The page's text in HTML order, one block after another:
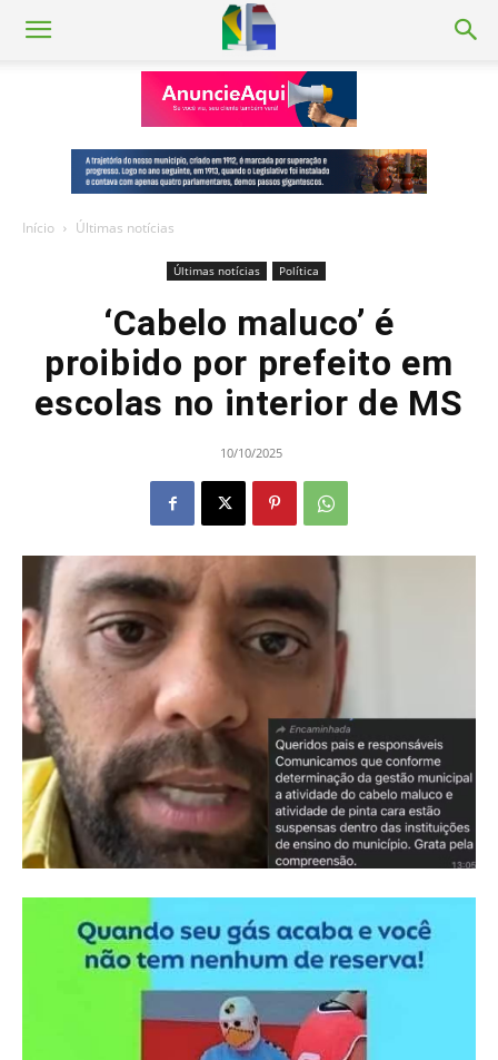
Início Últimas notícias
Últimas notícias Política
‘Cabelo maluco’ é
proibido por prefeito em
escolas no interior de MS
10/10/2025